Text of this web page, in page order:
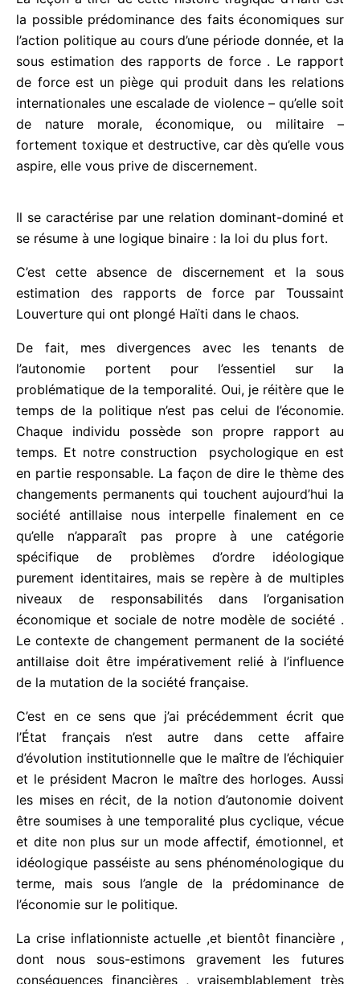
variant de 50 à 80 %. Sur une population estimée à
10,85 millions d’habitants, 80 % des personnes
vivent sous le seuil de pauvreté et 44% sous le
seuil de pauvreté extrême.
La leçon à tirer de cette histoire tragique d’Haïti
est la possible prédominance des faits
économiques sur l’action politique au cours d’une
période donnée, et la sous estimation des rapports
produit dans les relations internationales une
escalade de violence – qu’elle soit de nature
toxique et destructive, car dès qu’elle vous aspire,
elle vous prive de discernement.
Il se caractérise par une relation dominant-dominé
et se résume à une logique binaire : la loi du plus
fort.
C’est cette absence de discernement et la sous
estimation des rapports de force par Toussaint
Louverture qui ont plongé Haïti dans le chaos.
De fait, mes divergences avec les tenants de
l’autonomie portent pour l’essentiel sur la
problématique de la temporalité. Oui, je réitère que
le temps de la politique n’est pas celui de
l’économie. Chaque individu possède son propre
rapport au temps. Et notre construction
psychologique en est en partie responsable. La
façon de dire le thème des changements
permanents qui touchent aujourd’hui la société
antillaise nous interpelle finalement en ce qu’elle
n’apparaît pas propre à une catégorie spécifique de
problèmes d’ordre idéologique purement
identitaires, mais se repère à de multiples niveaux
de responsabilités dans l’organisation économique
et sociale de notre modèle de société . Le contexte
de changement permanent de la société antillaise
doit être impérativement relié à l’influence de la
mutation de la société française.
C’est en ce sens que j’ai précédemment écrit que
l’État français n’est autre dans cette affaire
d’évolution institutionnelle que le maître de
l’échiquier et le président Macron le maître des
horloges. Aussi les mises en récit, de la notion